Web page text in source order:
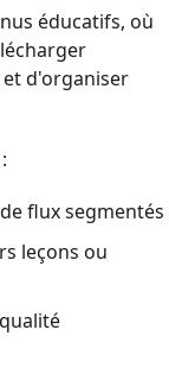
éducatifs, où
d'organiser
:
flux segmentés
leçons ou